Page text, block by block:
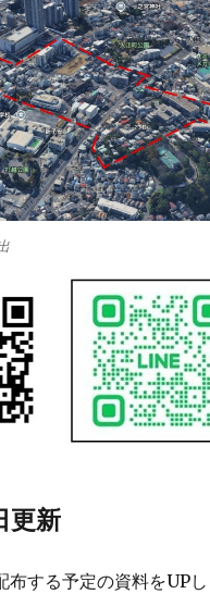
更新
布する予定の資料をUPし